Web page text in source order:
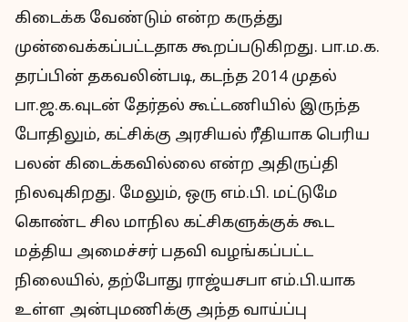
கிடைக்க வேண்டும் என்ற கருத்து
முன்வைக்கப்பட்டதாக கூறப்படுகிறது. பா.ம.க.
தரப்பின் தகவலின்படி, கடந்த 2014 முதல்
பா.ஜ.க.வுடன் தேர்தல் கூட்டணியில் இருந்த
போதிலும், கட்சிக்கு அரசியல் ரீதியாக பெரிய
பலன் கிடைக்கவில்லை என்ற அதிருப்தி
நிலவுகிறது. மேலும், ஒரு எம்.பி. மட்டுமே
கொண்ட சில மாநில கட்சிகளுக்குக் கூட
மத்திய அமைச்சர் பதவி வழங்கப்பட்ட
நிலையில், தற்போது ராஜ்யசபா எம்.பி.யாக
உள்ள அன்புமணிக்கு அந்த வாய்ப்பு